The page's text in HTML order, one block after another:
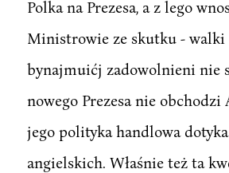
Polka na Prezesa, a z lego
Ministrowie ze skutku - walki
bynajmuićj zadowolnieni nie
nowego Prezesa nie
jego polityka handlowa
angielskich. Właśnie też ta